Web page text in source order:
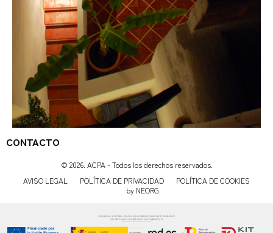
CONTACTO
© 2026. ACPA - Todos los derechos reservados.
AVISO LEGAL
POLÍTICA DE PRIVACIDAD
POLÍTICA DE COOKIES
by NEORG